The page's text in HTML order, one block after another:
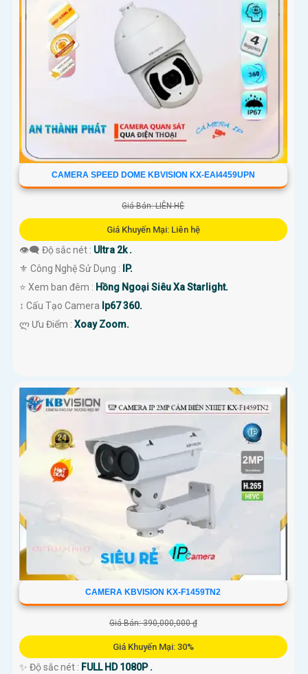
CAMERA SPEED DOME KBVISION KX-EAI4459UPN
Giá Bán: LIÊN HỆ
Giá Khuyến Mại: Liên hệ
👁️‍🗨 Độ sắc nét : Ultra 2k .
⚜️ Công Nghệ Sử Dụng :
IP.
⭐ Xem ban đêm : Hồng Ngoại Siêu Xa Starlight.
↕️ Cấu Tạo Camera Ip67 360.
️ლ Ưu Điểm : Xoay Zoom.
CAMERA KBVISION KX-F1459TN2
Giá Bán: 390,000,000 ₫
Giá Khuyến Mại: 30%
✨ Độ sắc nét : FULL HD 1080P .